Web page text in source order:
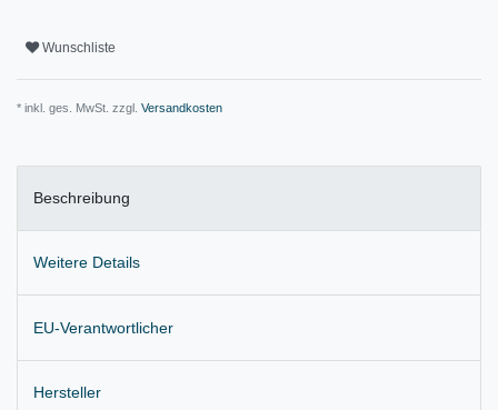
Wunschliste
* inkl. ges. MwSt. zzgl. Versandkosten
Beschreibung
Weitere Details
EU-Verantwortlicher
Hersteller